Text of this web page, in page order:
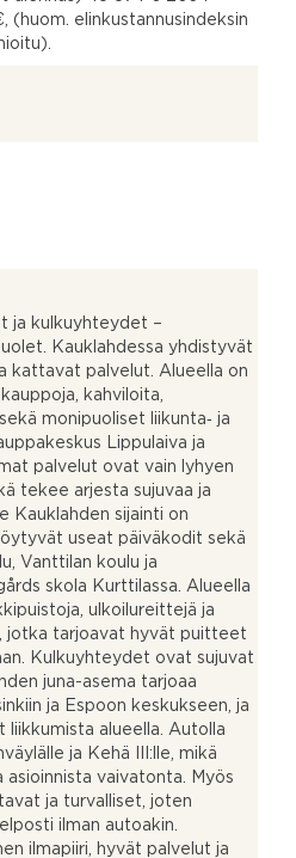
(huom. elinkustannusindeksin
ja kulkuyhteydet –
Kauklahdessa yhdistyvät
kattavat palvelut. Alueella on
kahviloita,
monipuoliset liikunta‑ ja
Lippulaiva ja
palvelut ovat vain lyhyen
tekee arjesta sujuvaa ja
Kauklahden sijainti on
useat päiväkodit sekä
Vanttilan koulu ja
skola Kurttilassa. Alueella
ulkoilureittejä ja
jotka tarjoavat hyvät puitteet
Kulkuyhteydet ovat sujuvat
juna-asema tarjoaa
ja Espoon keskukseen, ja
liikkumista alueella. Autolla
ja Kehä III:lle, mikä
vaivatonta. Myös
ja turvalliset, joten
ilman autoakin.
ilmapiiri, hyvät palvelut ja